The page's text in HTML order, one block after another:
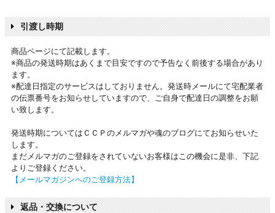
引渡し時期
商品ページにて記載します。
※商品の発送時期はあくまで目安ですので予告なく前後する場合があり
ます。
※配達日指定のサービスはしておりません。発送時メールにて宅配業者
の伝票番号をお知らせしていますので、ご自身で配達日の調整をお願
い致します。
発送時期についてはＣＣＰのメルマガや魂のブログにてお知らせいた
します。
まだメルマガのご登録をされていないお客様はこの機会に是非、下記
よりご登録ください。
【メールマガジンへのご登録方法】
返品・交換について